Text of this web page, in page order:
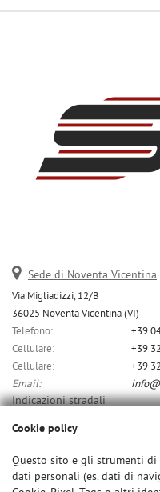
Sede di Noventa Vicentina
Via Migliadizzi, 12/B
36025 Noventa Vicentina (VI)
Telefono:
+39
Cellulare:
+39
Cellulare:
+39
Email:
Indicazioni stradali
Dati fiscali:
Cookie policy
Questo sito e gli strumenti
dati personali (es. dati di